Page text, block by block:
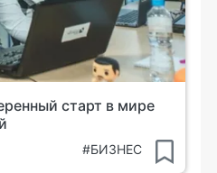
старт в мире
#БИЗНЕС